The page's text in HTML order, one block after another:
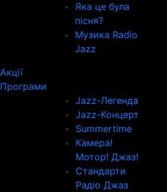
Яка це була
пісня?
Музика Radio
Jazz
Акції
Програми
Jazz-Легенда
Jazz-Концерт
Summertime
Камера!
Мотор! Джаз!
Стандарти
Радіо Джаз